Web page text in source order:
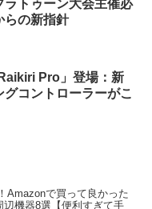
ラトゥーン大会主催必
らの新指針
Pro」登場：新
グコントローラーがこ
Amazonで買って良かった
辺機器8選【便利すぎて手